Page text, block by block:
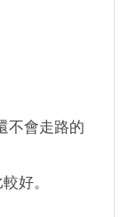
不會走路的
好。